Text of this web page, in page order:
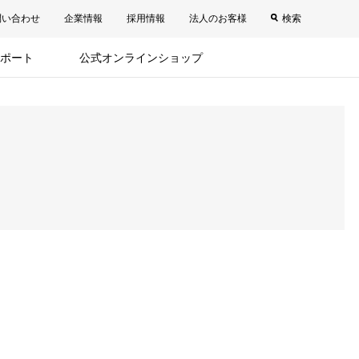
合わせ 企業情報 採用情報 法人のお客様 検索
ート 公式オンラインショップ